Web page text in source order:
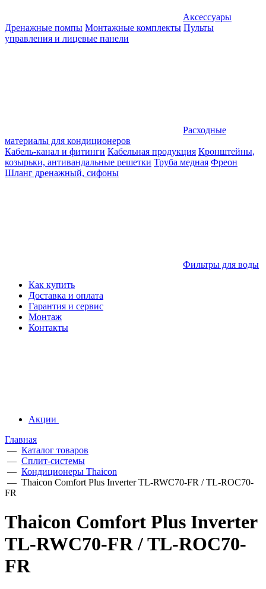
Аксессуары
Дренажные помпы Монтажные комплекты Пульты
управления и лицевые панели
Расходные
материалы для кондиционеров
Кабель-канал и фитинги Кабельная продукция Кронштейны,
козырьки, антивандальные решетки Труба медная Фреон
Шланг дренажный, сифоны
Фильтры для воды
Как купить
Доставка и оплата
Гарантия и сервис
Монтаж
Контакты
Акции
Главная
— Каталог товаров
— Сплит-системы
— Кондиционеры Thaicon
— Thaicon Comfort Plus Inverter TL-RWC70-FR / TL-ROC70-
FR
Thaicon Comfort Plus Inverter
TL-RWC70-FR / TL-ROC70-
FR